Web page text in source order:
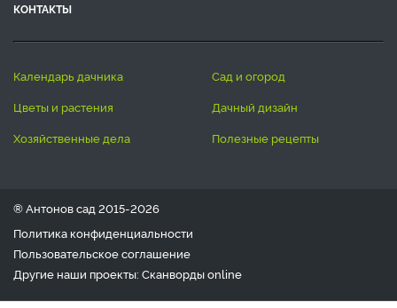
КОНТАКТЫ
календарь дачника
сад и огород
цветы и растения
дачный дизайн
хозяйственные дела
полезные рецепты
® Антонов сад 2015-2026
Политика конфиденциальности
Пользовательское соглашение
Другие наши проекты: Сканвордыonline